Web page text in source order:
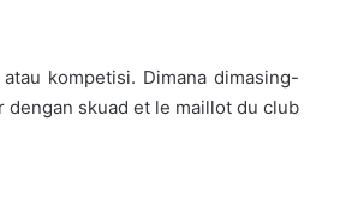
kompetisi. Dimana dimasing-
dengan skuad et le maillot du club